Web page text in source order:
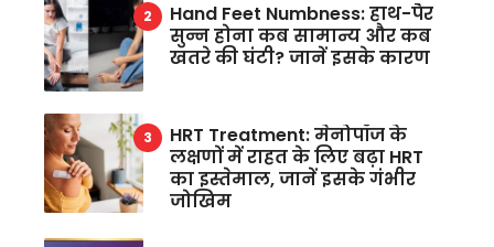
Hand Feet Numbness: हाथ-पैर
सुन्न होना कब सामान्य और कब
खतरे की घंटी? जानें इसके कारण
HRT Treatment: मेनोपॉज के
लक्षणों में राहत के लिए बढ़ा HRT
का इस्तेमाल, जानें इसके गंभीर
जोखिम